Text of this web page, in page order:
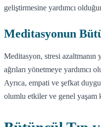
geliştirmesine yardımcı
Meditasyonun
Meditasyon, stresi azaltmanın
ağrıları yönetmeye yardımcı
Ayrıca, empati ve şefkat
olumlu etkiler ve genel yaşam